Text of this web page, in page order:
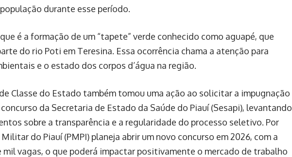
durante esse período.
é a formação de um “tapete” verde conhecido como aguapé, que
do rio Poti em Teresina. Essa ocorrência chama a atenção para
e o estado dos corpos d’água na região.
Classe do Estado também tomou uma ação ao solicitar a impugnação
da Secretaria de Estado da Saúde do Piauí (Sesapi), levantando
sobre a transparência e a regularidade do processo seletivo. Por
do Piauí (PMPI) planeja abrir um novo concurso em 2026, com a
mil vagas, o que poderá impactar positivamente o mercado de trabalho